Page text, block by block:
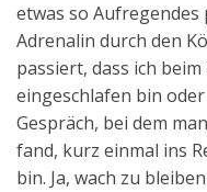
etwas so Aufregendes
Adrenalin durch den
passiert, dass ich
eingeschlafen bin
Gespräch, bei dem
fand, kurz einmal ins
bin. Ja, wach zu